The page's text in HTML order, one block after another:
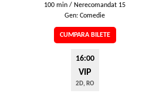
100 min / Nerecomandat 15
Gen: Comedie
CUMPARA BILETE
16:00
VIP
2D, RO